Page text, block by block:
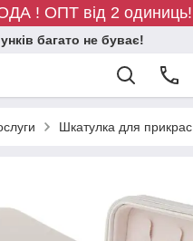
! ОПТ від 2 одиниць!
багато не буває!
Шкатулка для прикрас